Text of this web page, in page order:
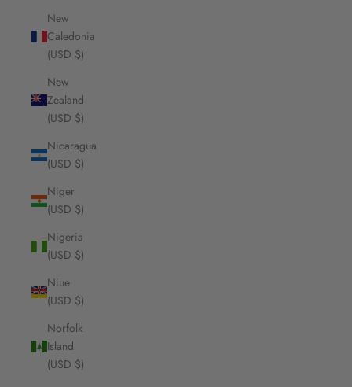
New
Caledonia
(USD $)
New
Zealand
(USD $)
Nicaragua
(USD $)
Niger
(USD $)
Nigeria
(USD $)
Niue
(USD $)
Norfolk
Island
(USD $)